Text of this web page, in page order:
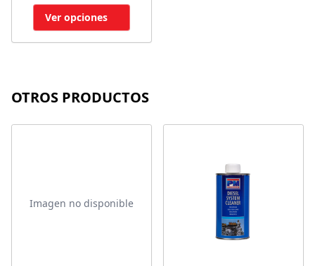
Ver opciones
OTROS PRODUCTOS
Imagen no disponible